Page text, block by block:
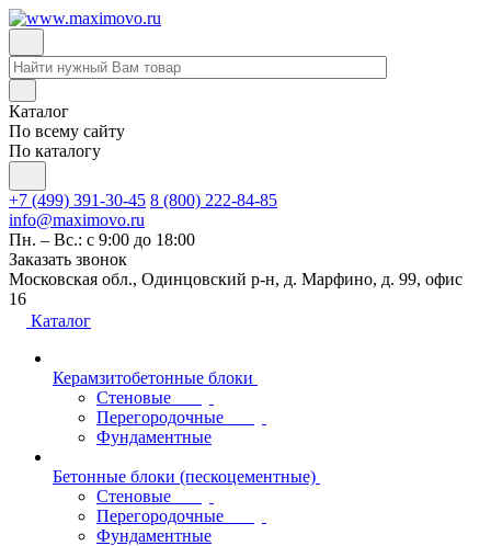
Каталог
По всему сайту
По каталогу
+7 (499) 391-30-45 8 (800) 222-84-85
info@maximovo.ru
Пн. – Вс.: с 9:00 до 18:00
Заказать звонок
Московская обл., Одинцовский р-н, д. Марфино, д. 99, офис
16
Каталог
Керамзитобетонные блоки
Стеновые
Перегородочные
Фундаментные
Бетонные блоки (пескоцементные)
Стеновые
Перегородочные
Фундаментные